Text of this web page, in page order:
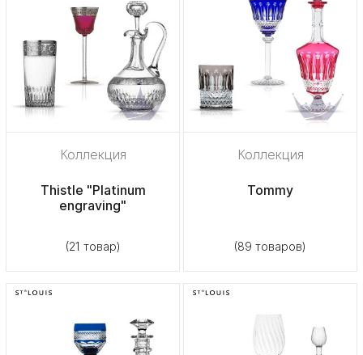
Коллекция
Thistle "Platinum
engraving"
(21 товар)
Коллекция
Tommy
(89 товаров)